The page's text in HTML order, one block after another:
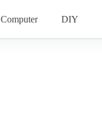
Computer DIY